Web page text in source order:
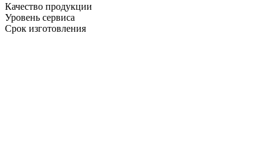
Качество продукции
Уровень сервиса
Срок изготовления